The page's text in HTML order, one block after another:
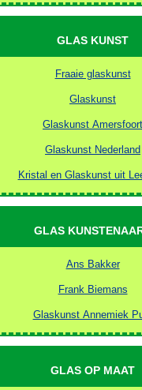
GLAS KUNST
Fraaie glaskunst
Glaskunst
Glaskunst Amersfoort
Glaskunst Nederland
Kristal en Glaskunst uit
GLAS
Ans Bakker
Frank Biemans
Glaskunst Annemiek
GLAS OP MAAT